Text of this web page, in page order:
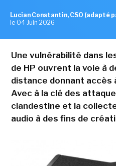
Lucian Constantin, CSO (adapté
le 04 Juin 2026
Une vulnérabilité dans
de HP ouvrent la voie à
distance donnant accès
Avec à la clé des
clandestine et la
audio à des fins de